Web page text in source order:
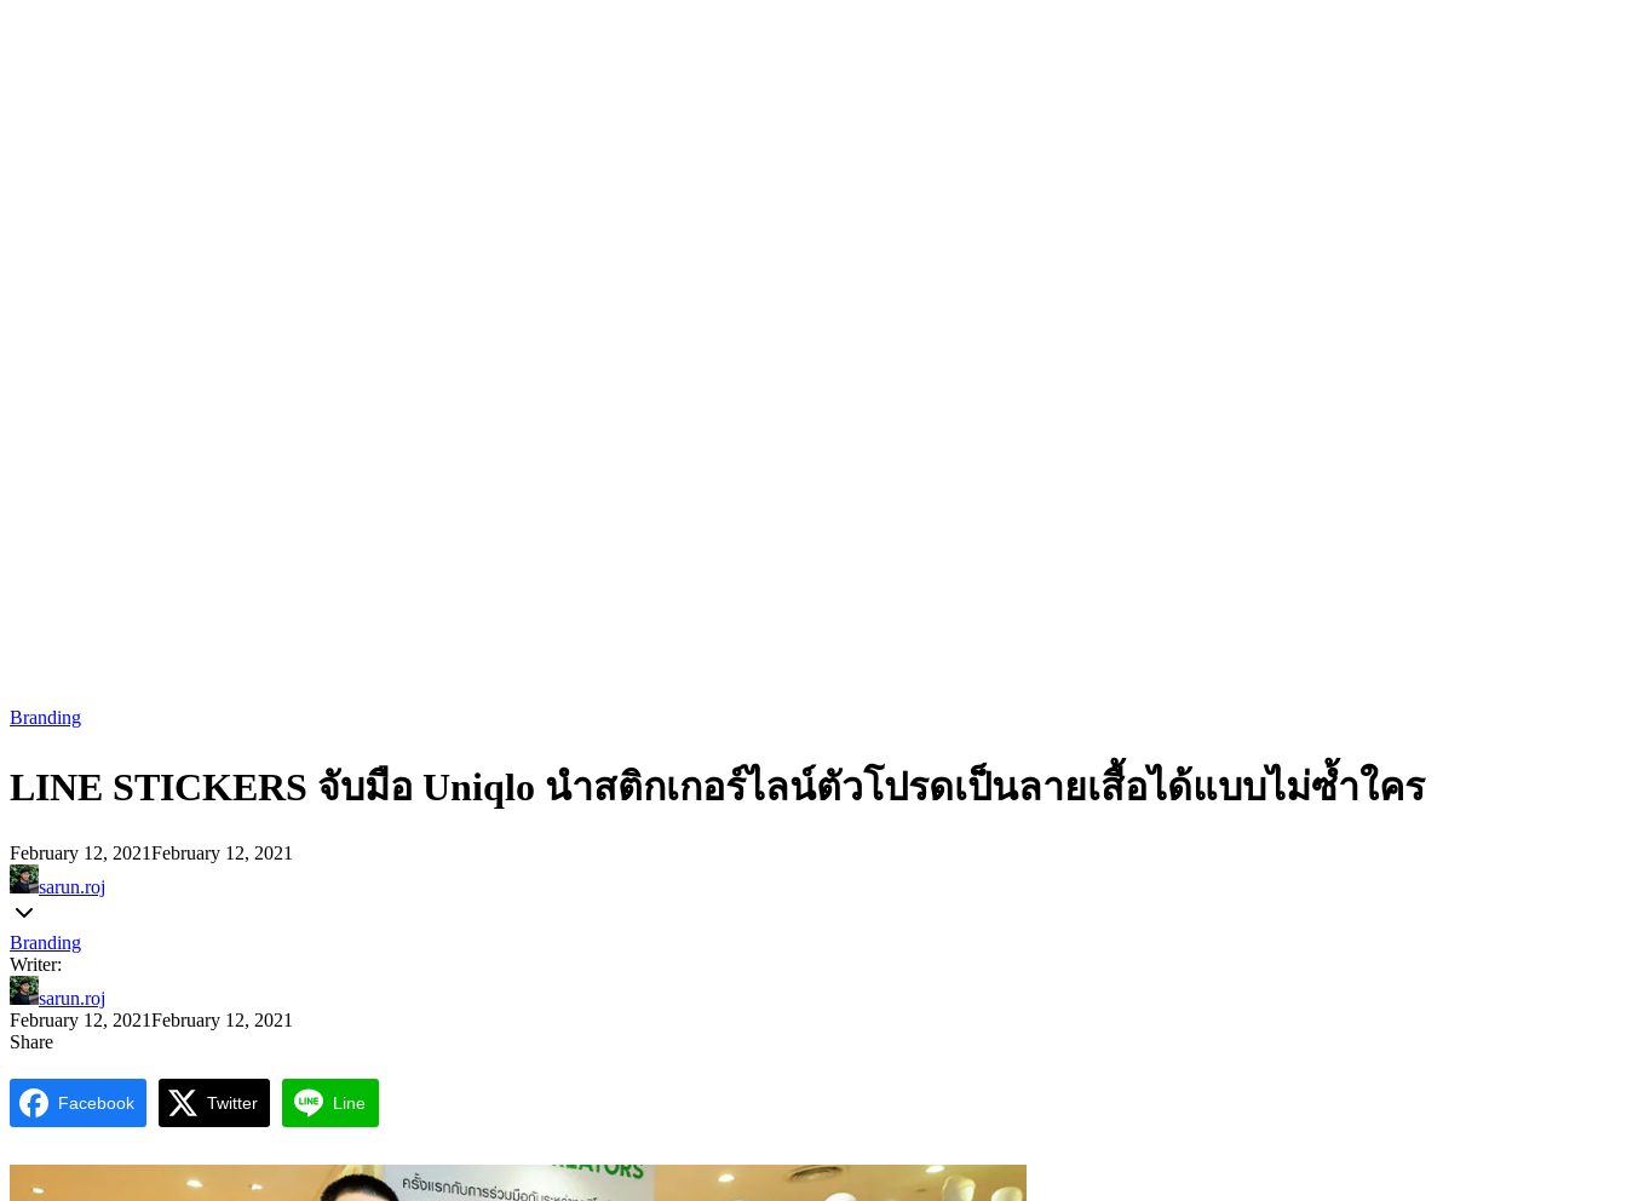
Branding
LINE STICKERS จับมือ Uniqlo นำสติกเกอร์ไลน์ตัวโปรดเป็นลายเสื้อได้แบบไม่ซ้ำใคร
February 12, 2021February 12, 2021
sarun.roj
Branding
Writer:
sarun.roj
February 12, 2021February 12, 2021
Share
Facebook Twitter Line